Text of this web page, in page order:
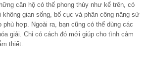
căn hộ có thế phong thủy như kể trên, có
gian sống, bố cục và phân công năng sử
phù hợp. Ngoài ra, bạn cũng có thể dùng các
giải. Chỉ có cách đó mới giúp cho tình cảm
thiết.